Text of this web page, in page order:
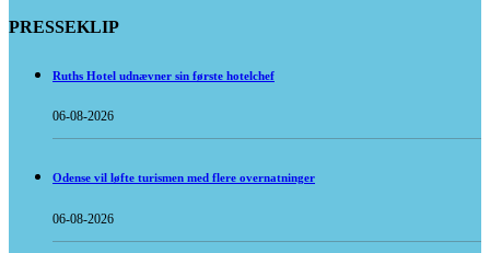
PRESSEKLIP
Ruths Hotel udnævner sin første hotelchef
06-08-2026
Odense vil løfte turismen med flere overnatninger
06-08-2026